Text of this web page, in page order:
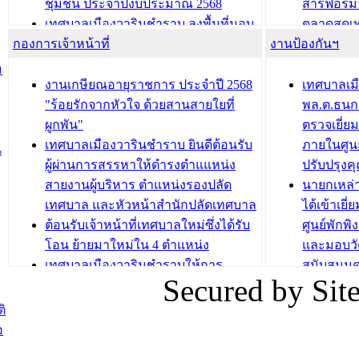
ชุมชน ประจำปีงบประมาณ 2568
เทศบาลเมืองวารินชำราบ ลงพื้นที่มอบ
น้ำดื่มแก่ผู้พักอาศัย ณ ศูนย์พักพิง
กองสวัสดิการสังคม เทศบาลเมือง
วารินชำราบ จัดโครงการอบรมอาชีพ
ระยะสั้น ประจำปี 2568 (หลักสูตรการ
ถักทอผลิตภัณฑ์จากถุงพลาสติก)
บทความ อื่นๆ ...
สารฟอร์
ตลาดสดเ
วารินชำร
ถนนแก่เ
เด็กเล็ก
เทศบาลเ
ปรึกษาห
วัยของอ
บทความ อื่นๆ ...
กองการเจ้าหน้าที่
งานเกษียณอายุราชการ ประจำปี 2568
"ร้อยรักจากหัวใจ ด้วยสานสายใยที่
ผูกพัน"
เทศบาลเมืองวารินชำราบ ยินดีต้อนรับ
ผู้ผ่านการสรรหาให้ดำรงตำแแหน่ง
สายงานผู้บริหาร ตำแหน่งรองปลัด
เทศบาล และหัวหน้าสำนักปลัดเทศบาล
ต้อนรับเจ้าหน้าที่เทศบาลใหม่ซึ่งได้รับ
โอน ย้ายมาใหม่ใน 4 ตำแหน่ง
เทศบาลเมืองวารินชำราบให้การ
ต้อนรับพนักงานเทศบาลผู้ผ่านการ
สรรหาให้ดำรงตำแหน่งสายงานผู้
งานป้องกันฯ
เทศบาลเ
พล.ต.ธน
ตรวจเยี่ย
ภายในศู
ปรับปรุง
นายกเห
ได้เข้าเยี่
ศูนย์พักพิ
และมอบ
สนับสนุน
ภัยน้ำท่วม
ภาพบรร
Secured by